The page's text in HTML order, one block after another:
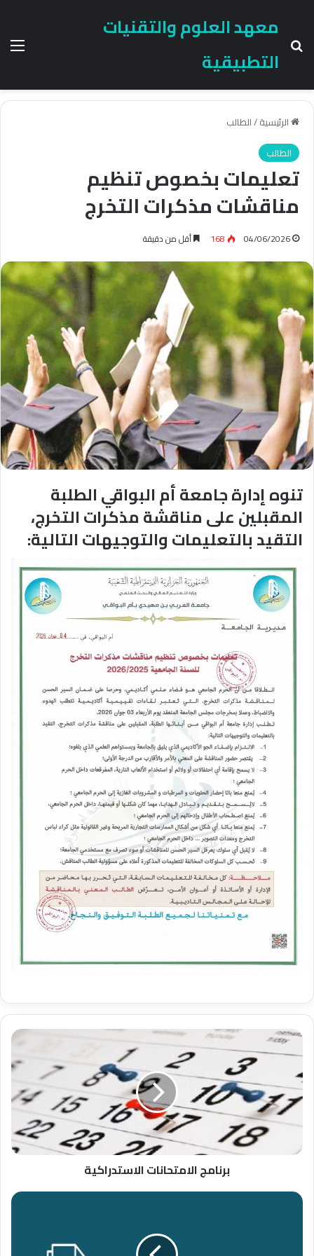
معهد العلوم والتقنيات
التطبيقية
الرئيسية/الطالب
الطالب
تعليمات بخصوص تنظيم
مناقشات مذكرات التخرج
04/06/2026
168 أقل من دقيقة
تنوه إدارة جامعة أم البواقي الطلبة
المقبلين على مناقشة مذكرات التخرج،
التقيد بالتعليمات والتوجيهات التالية:
برنامج الامتحانات الاستدراكية